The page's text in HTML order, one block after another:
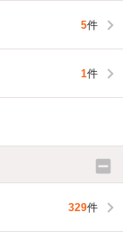
5件
1件
329件